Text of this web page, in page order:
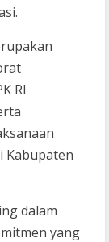
RI
Kabupaten
dalam
yang